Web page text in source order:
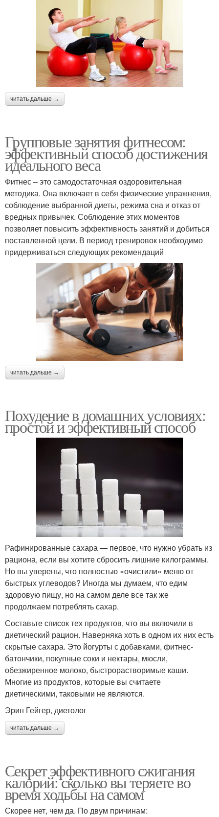
читать дальше →
Групповые занятия фитнесом:
эффективный способ достижения
идеального веса
Фитнес – это самодостаточная оздоровительная
методика. Она включает в себя физические упражнения,
соблюдение выбранной диеты, режима сна и отказ от
вредных привычек. Соблюдение этих моментов
позволяет повысить эффективность занятий и добиться
поставленной цели. В период тренировок необходимо
придерживаться следующих рекомендаций
читать дальше →
Похудение в домашних условиях:
простой и эффективный способ
Рафинированные сахара — первое, что нужно убрать из
рациона, если вы хотите сбросить лишние килограммы.
Но вы уверены, что полностью «очистили» меню от
быстрых углеводов? Иногда мы думаем, что едим
здоровую пищу, но на самом деле все так же
продолжаем потреблять сахар.
Составьте список тех продуктов, что вы включили в
диетический рацион. Наверняка хоть в одном их них есть
скрытые сахара. Это йогурты с добавками, фитнес-
батончики, покупные соки и нектары, мюсли,
обезжиренное молоко, быстрорастворимые каши.
Многие из продуктов, которые вы считаете
диетическими, таковыми не являются.
Эрин Гейгер, диетолог​
читать дальше →
Секрет эффективного сжигания
калорий: сколько вы теряете во
время ходьбы на самом
Скорее нет, чем да. По двум причинам: